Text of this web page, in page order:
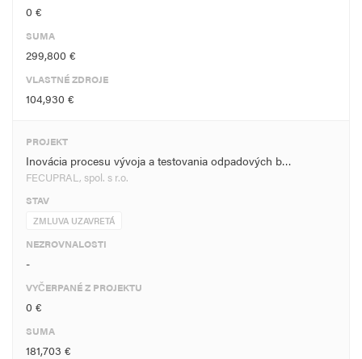
0 €
SUMA
299,800 €
VLASTNÉ ZDROJE
104,930 €
PROJEKT
Inovácia procesu vývoja a testovania odpadových b…
FECUPRAL, spol. s r.o.
STAV
ZMLUVA UZAVRETÁ
NEZROVNALOSTI
-
VYČERPANÉ Z PROJEKTU
0 €
SUMA
181,703 €